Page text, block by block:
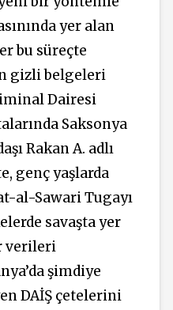
yer alan
bu süreçte
gizli belgeleri
Dairesi
Saksonya
Rakan A. adlı
genç yaşlarda
al-Sawari Tugayı
savaşta yer
verileri
şimdiye
DAİŞ çetelerini